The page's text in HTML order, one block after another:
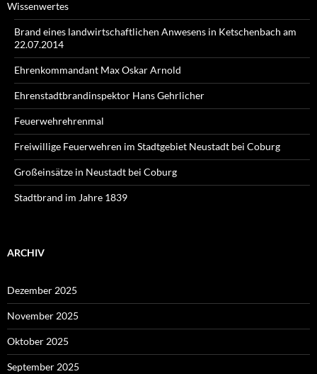
Wissenwertes
Brand eines landwirtschaftlichen Anwesens in Ketschenbach am
22.07.2014
Ehrenkommandant Max Oskar Arnold
Ehrenstadtbrandinspektor Hans Gehrlicher
Feuerwehrehrenmal
Freiwillige Feuerwehren im Stadtgebiet Neustadt bei Coburg
Großeinsätze in Neustadt bei Coburg
Stadtbrand im Jahre 1839
ARCHIV
Dezember 2025
November 2025
Oktober 2025
September 2025